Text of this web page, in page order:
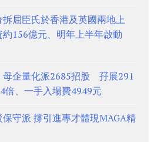
屈臣氏於香港及英國兩地上
156億元、明年上半年啟動
母企量化派2685招股 孖展291
倍、一手入場費4949元
守派 撐引進專才體現MAGA精